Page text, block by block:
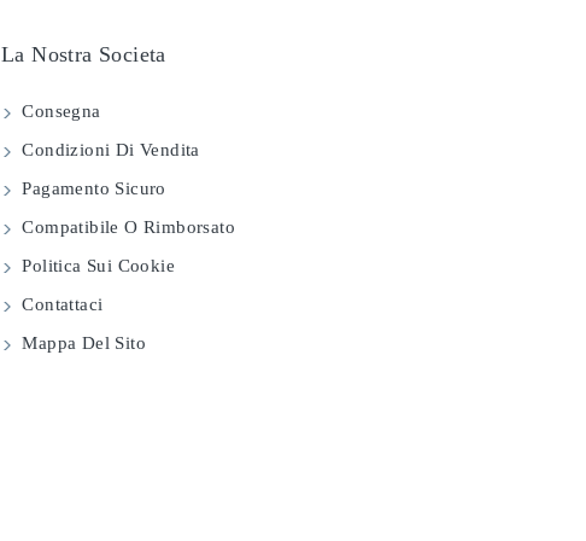
La Nostra Societa
Consegna
Condizioni Di Vendita
Pagamento Sicuro
Compatibile O Rimborsato
Politica Sui Cookie
Contattaci
Mappa Del Sito